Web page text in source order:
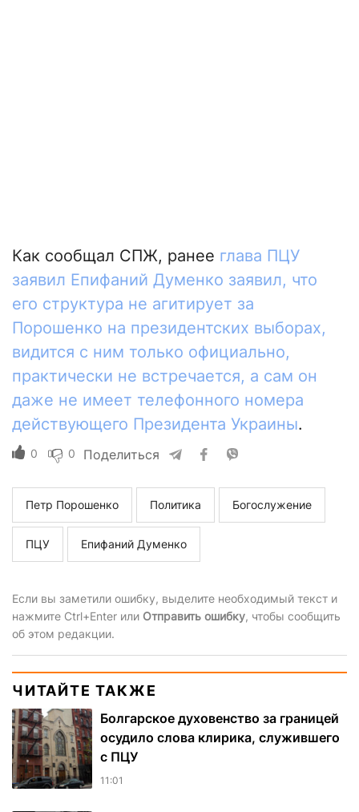
Как сообщал СПЖ, ранее глава ПЦУ
заявил Епифаний Думенко заявил, что
его структура не агитирует за
Порошенко на президентских выборах,
видится с ним только официально,
практически не встречается, а сам он
даже не имеет телефонного номера
действующего Президента Украины.
0 0 Поделиться
Петр Порошенко Политика Богослужение
ПЦУ Епифаний Думенко
Если вы заметили ошибку, выделите необходимый текст и
нажмите Ctrl+Enter или Отправить ошибку, чтобы сообщить
об этом редакции.
ЧИТАЙТЕ ТАКЖЕ
Болгарское духовенство за границей
осудило слова клирика, служившего
с ПЦУ
11:01